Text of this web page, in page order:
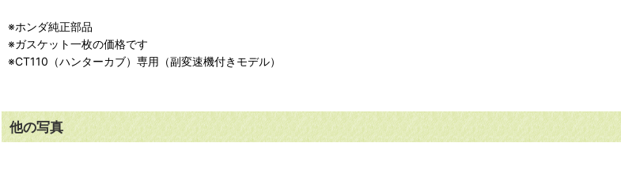
※ホンダ純正部品
※ガスケット一枚の価格です
※CT110（ハンターカブ）専用（副変速機付きモデル）
他の写真